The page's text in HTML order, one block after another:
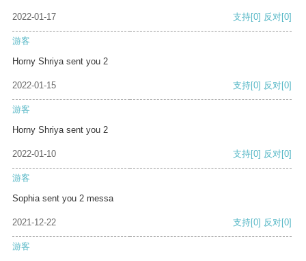
2022-01-17 支持[0] 反对[0]
游客
Horny Shriya sent you 2
2022-01-15 支持[0] 反对[0]
游客
Horny Shriya sent you 2
2022-01-10 支持[0] 反对[0]
游客
Sophia sent you 2 messa
2021-12-22 支持[0] 反对[0]
游客